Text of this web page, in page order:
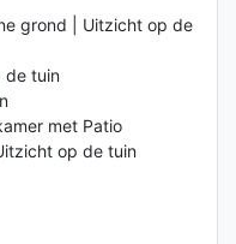
grond | Uitzicht op de
de tuin
met Patio
op de tuin